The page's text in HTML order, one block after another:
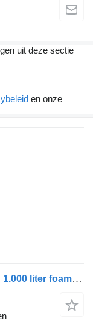
uit deze sectie
en onze
Scania R113ML 10.000 liter water and 1.000 liter foamtank